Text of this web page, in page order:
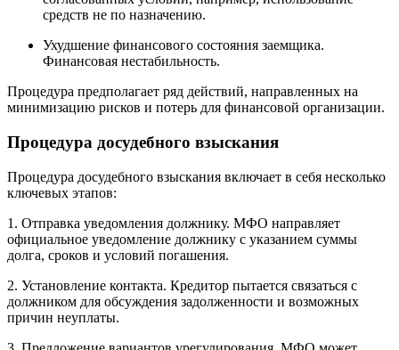
средств не по назначению.
Ухудшение финансового состояния заемщика.
Финансовая нестабильность.
Процедура предполагает ряд действий, направленных на
минимизацию рисков и потерь для финансовой организации.
Процедура досудебного взыскания
Процедура досудебного взыскания включает в себя несколько
ключевых этапов:
1. Отправка уведомления должнику. МФО направляет
официальное уведомление должнику с указанием суммы
долга, сроков и условий погашения.
2. Установление контакта. Кредитор пытается связаться с
должником для обсуждения задолженности и возможных
причин неуплаты.